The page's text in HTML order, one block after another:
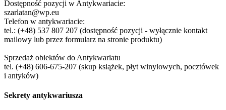
Dostępność pozycji w Antykwariacie:
szarlatan@wp.eu
Telefon w antykwariacie:
tel.: (+48) 537 807 207 (dostępność pozycji - wyłącznie kontakt
mailowy lub przez formularz na stronie produktu)
Sprzedaż obiektów do Antykwariatu
tel. (+48) 606-675-207 (skup książek, płyt winylowych, pocztówek
i antyków)
Sekrety antykwariusza